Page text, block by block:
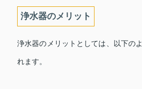
浄水器のメリット
浄水器のメリットとしては、以下の
れます。